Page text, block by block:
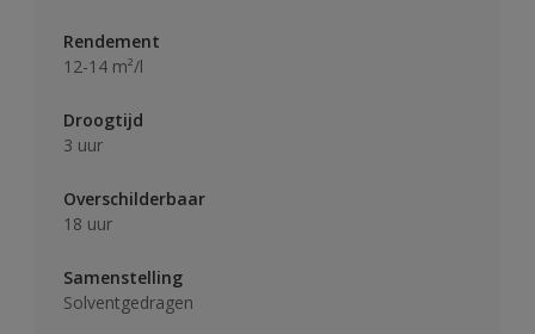
Rendement
12-14 m²/l
Droogtijd
3 uur
Overschilderbaar
18 uur
Samenstelling
Solventgedragen